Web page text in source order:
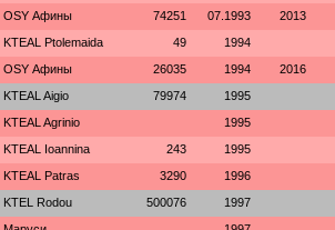
OSY Афины 74251 07.1993 2013
KTEAL Ptolemaida 49 1994
OSY Афины 26035 1994 2016
KTEAL Aigio 79974 1995
KTEAL Agrinio 1995
KTEAL Ioannina 243 1995
KTEAL Patras 3290 1996
ΚΤΕL Rodou 500076 1997